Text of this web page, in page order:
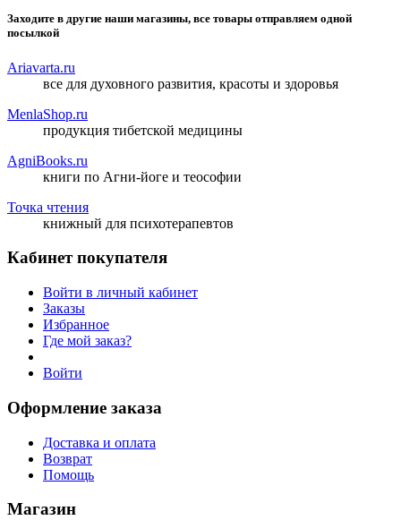
Заходите в другие наши магазины, все товары отправляем одной
посылкой
Ariavarta.ru
все для духовного развития, красоты и здоровья
MenlaShop.ru
продукция тибетской медицины
AgniBooks.ru
книги по Агни-йоге и теософии
Точка чтения
книжный для психотерапевтов
Кабинет покупателя
Войти в личный кабинет
Заказы
Избранное
Где мой заказ?
Войти
Оформление заказа
Доставка и оплата
Возврат
Помощь
Магазин